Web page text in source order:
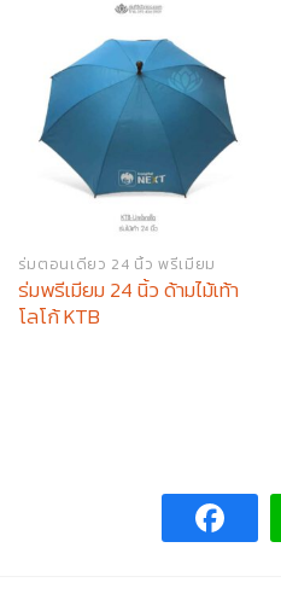
ร่มตอนเดียว 24 นิ้ว พรีเมียม
ร่มพรีเมียม 24 นิ้ว ด้ามไม้เท้า
โลโก้ KTB